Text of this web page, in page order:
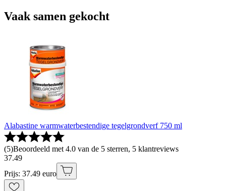
Vaak samen gekocht
Alabastine warmwaterbestendige tegelgrondverf 750 ml
(5)Beoordeeld met 4.0 van de 5 sterren, 5 klantreviews
37.49
Prijs: 37.49 euro